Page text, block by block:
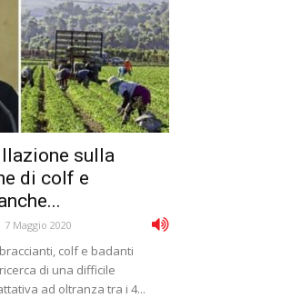
sulla
di colf e
7 Maggio 2020
colf e badanti
di una difficile
ad oltranza tra i 4...